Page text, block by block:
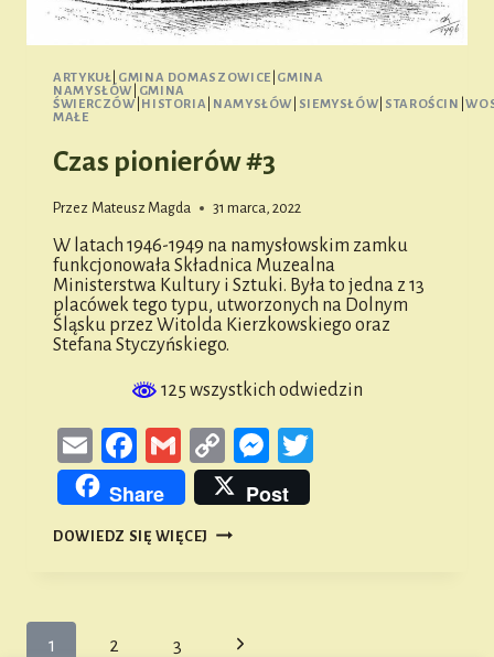
ARTYKUŁ GMINA DOMASZOWICE GMINA
NAMYSŁÓW
GMINA
ŚWIERCZÓW
HISTORIA NAMYSŁÓW SIEMYSŁÓW STAROŚCIN |
MAŁE
Czas pionierów #3
Przez Mateusz Magda 31 marca, 2022
W latach 1946-1949 na namysłowskim zamku
funkcjonowała Składnica Muzealna
Ministerstwa Kultury i Sztuki. Była to jedna z 13
placówek tego typu, utworzonych na Dolnym
Śląsku przez Witolda Kierzkowskiego oraz
Stefana Styczyńskiego.
125 wszystkich odwiedzin
EmailFacebook
GmailCopy
Link
Messenger
Share Post
DOWIEDZ SIĘ WIĘCEJ CZAS
Nawigacja
1 2 3 Następna